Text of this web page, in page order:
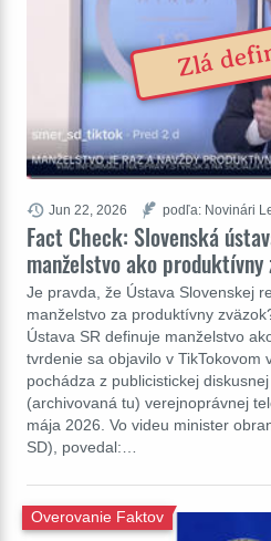
Fact Check: Slovenská
manželstvo ako produktívny
Je pravda, že Ústava Slovenskej
manželstvo za produktívny
Ústava SR definuje manželstvo
tvrdenie sa objavilo v TikTokovom
pochádza z publicistickej
(archivovaná tu) verejnoprávnej
mája 2026. Vo videu minister
SD), povedal:…
Jun 22, 2026 podľa: Novinári
Zlá
Overovanie Faktov